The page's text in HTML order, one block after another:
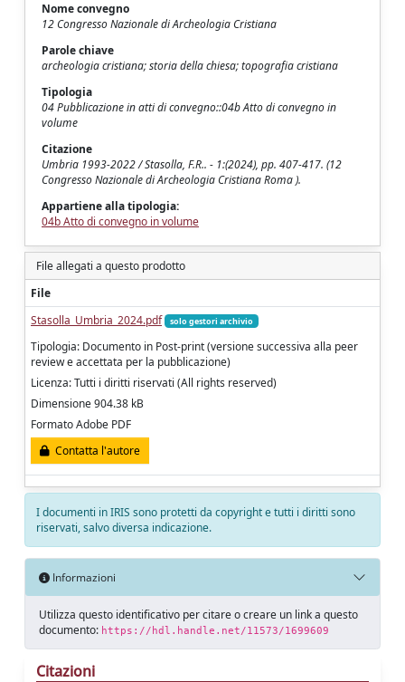
Nome convegno
12 Congresso Nazionale di Archeologia Cristiana
Parole chiave
archeologia cristiana; storia della chiesa; topografia cristiana
Tipologia
04 Pubblicazione in atti di convegno::04b Atto di convegno in
volume
Citazione
Umbria 1993-2022 / Stasolla, F.R.. - 1:(2024), pp. 407-417. (12
Congresso Nazionale di Archeologia Cristiana Roma ).
Appartiene alla tipologia:
04b Atto di convegno in volume
File allegati a questo prodotto
File
Stasolla_Umbria_2024.pdf
solo gestori archivio
Tipologia: Documento in Post-print (versione successiva alla peer
review e accettata per la pubblicazione)
Licenza: Tutti i diritti riservati (All rights reserved)
Dimensione 904.38 kB
Formato Adobe PDF
Contatta l'autore
I documenti in IRIS sono protetti da copyright e tutti i diritti sono
riservati, salvo diversa indicazione.
Informazioni
Utilizza questo identificativo per citare o creare un link a questo
documento: https://hdl.handle.net/11573/1699609
Citazioni